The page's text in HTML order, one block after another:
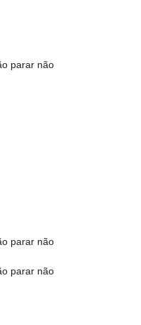
parar não
parar não
parar não